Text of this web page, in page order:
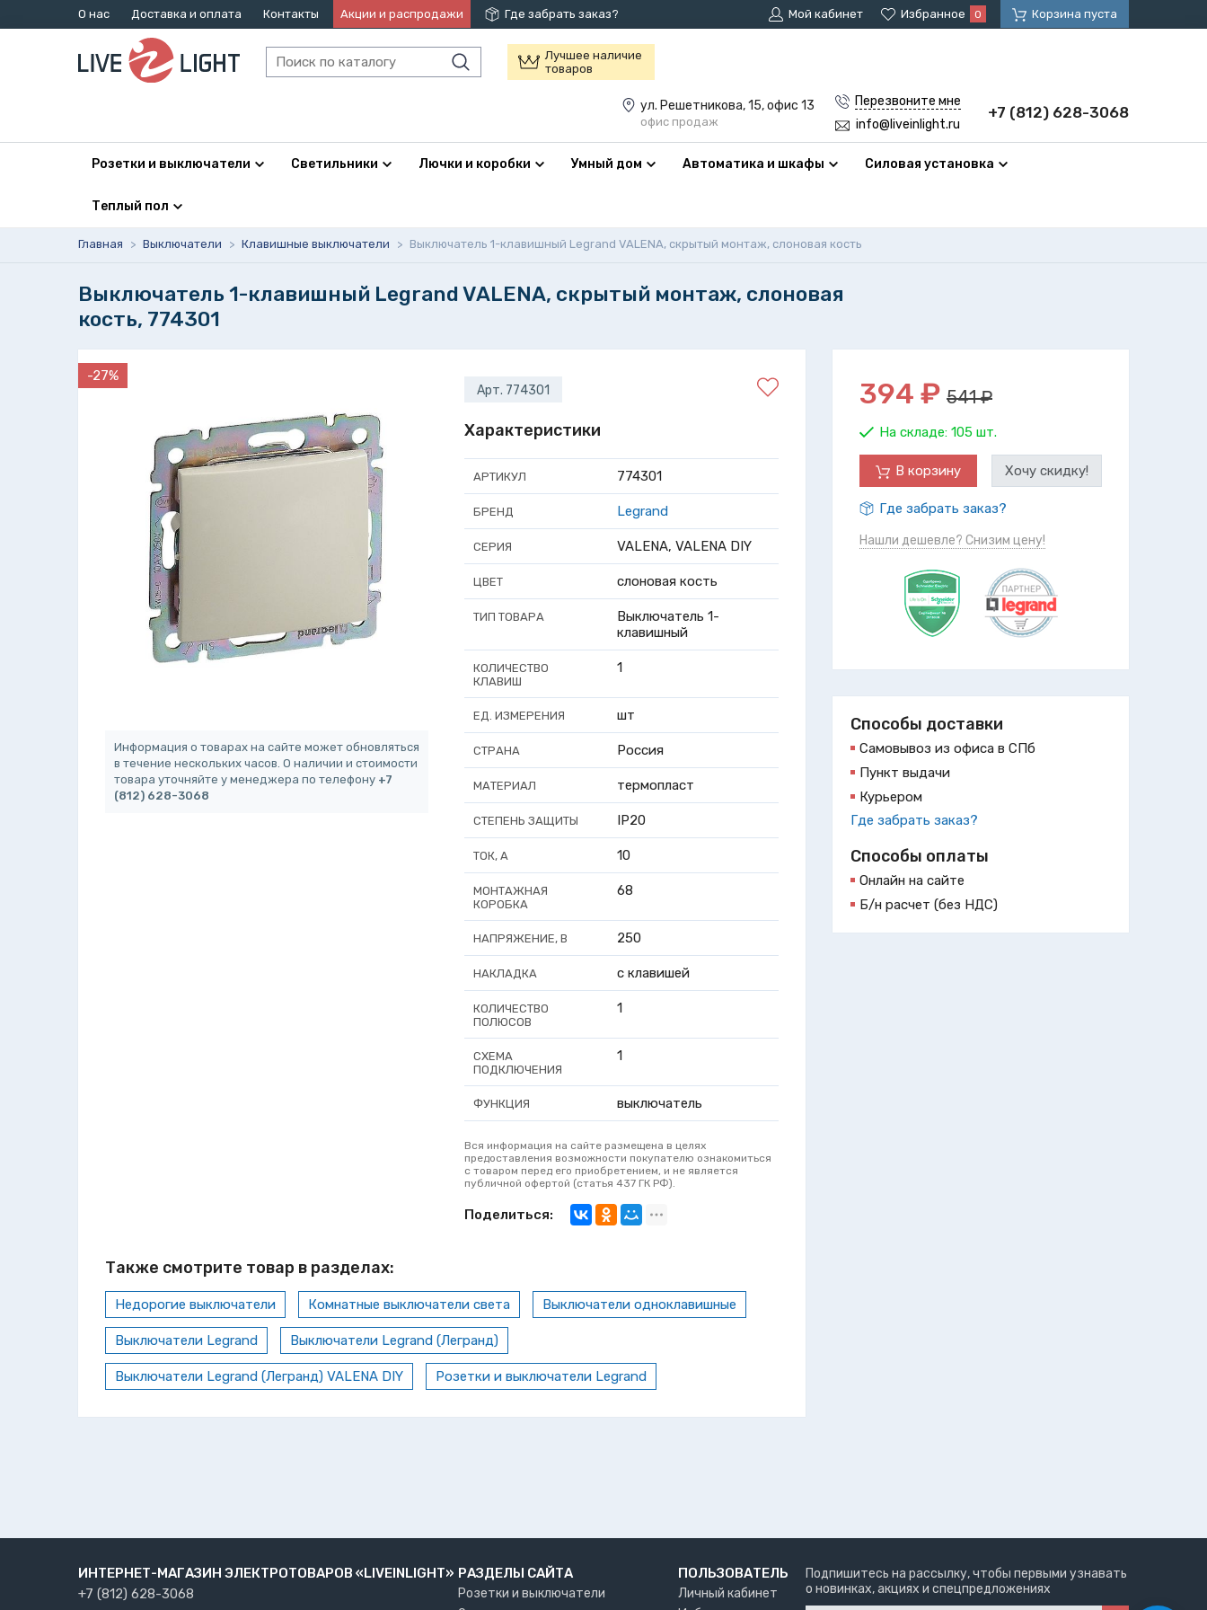
О нас Доставка и оплата Контакты Акции и распродажи Где забрать заказ? Мой кабинет Избранное 0 Корзина пуста
Лучшее наличие
товаров
ул. Решетникова, 15, офис 13
офис продаж
Перезвоните мне
info@liveinlight.ru
+7 (812) 628-3068
Розетки и выключатели Светильники Лючки и коробки Умный дом Автоматика и шкафы Силовая установка
Теплый пол
Главная > Выключатели > Клавишные выключатели > Выключатель 1-клавишный Legrand VALENA, скрытый монтаж, слоновая кость
Выключатель 1-клавишный Legrand VALENA, скрытый монтаж, слоновая
кость, 774301
394 ₽ 541 ₽
На складе: 105 шт.
В корзину Хочу скидку!
Где забрать заказ?
Нашли дешевле? Снизим цену!
Способы доставки
Самовывоз из офиса в СПб
Пункт выдачи
Курьером
Где забрать заказ?
Способы оплаты
Онлайн на сайте
Б/н расчет (без НДС)
-27%
Информация о товарах на сайте может обновляться
в течение нескольких часов. О наличии и стоимости
товара уточняйте у менеджера по телефону +7
(812) 628-3068
Арт. 774301
Характеристики
АРТИКУЛ 774301
БРЕНД Legrand
СЕРИЯ VALENA, VALENA DIY
ЦВЕТ слоновая кость
ТИП ТОВАРА
Выключатель 1-
клавишный
КОЛИЧЕСТВО
КЛАВИШ
1
ЕД. ИЗМЕРЕНИЯ шт
СТРАНА Россия
МАТЕРИАЛ термопласт
СТЕПЕНЬ ЗАЩИТЫ IP20
ТОК, А 10
МОНТАЖНАЯ
КОРОБКА
68
НАПРЯЖЕНИЕ, В 250
НАКЛАДКА с клавишей
КОЛИЧЕСТВО
ПОЛЮСОВ
1
СХЕМА
ПОДКЛЮЧЕНИЯ
1
ФУНКЦИЯ выключатель
Вся информация на сайте размещена в целях
предоставления возможности покупателю ознакомиться
с товаром перед его приобретением, и не является
публичной офертой (статья 437 ГК РФ).
Поделиться:
Также смотрите товар в разделах:
Недорогие выключатели Комнатные выключатели света Выключатели одноклавишные
Выключатели Legrand Выключатели Legrand (Легранд)
Выключатели Legrand (Легранд) VALENA DIY Розетки и выключатели Legrand
ИНТЕРНЕТ-МАГАЗИН ЭЛЕКТРОТОВАРОВ «LIVEINLIGHT»
+7 (812) 628-3068
РАЗДЕЛЫ САЙТА
Розетки и выключатели
ПОЛЬЗОВАТЕЛЬ
Личный кабинет
Подпишитесь на рассылку, чтобы первыми узнавать
о новинках, акциях и спецпредложениях